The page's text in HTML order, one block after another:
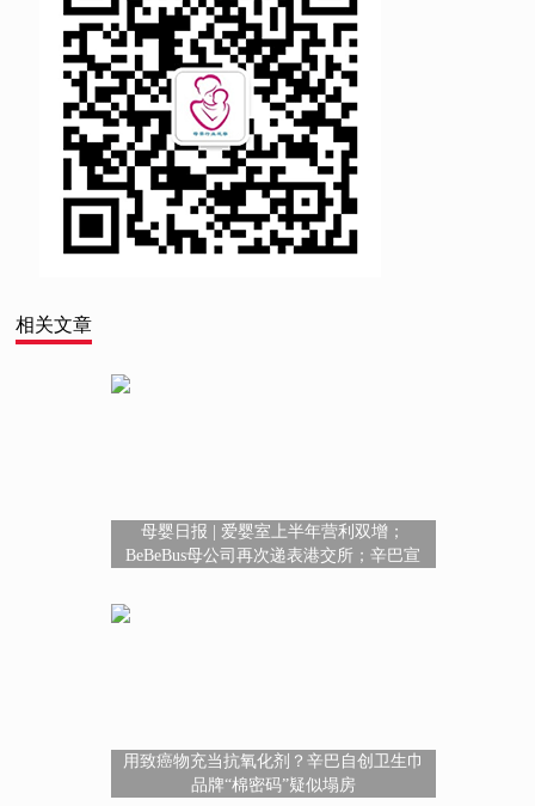
相关文章
母婴日报 | 爱婴室上半年营利双增；
BeBeBus母公司再次递表港交所；辛巴宣
用致癌物充当抗氧化剂？辛巴自创卫生巾
品牌“棉密码”疑似塌房